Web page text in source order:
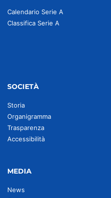
Calendario Serie A
Classifica Serie A
SOCIETÀ
Storia
Organigramma
Trasparenza
Accessibilità
MEDIA
News